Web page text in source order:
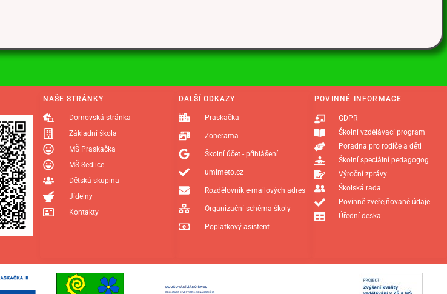
NAŠE STRÁNKY
Domovská stránka
Základní škola
MŠ Praskačka
MŠ Sedlice
Dětská skupina
Jídelny
Kontakty
DALŠÍ ODKAZY
Praskačka
Zonerama
Školní účet - přihlášení
umimeto.cz
Rozdělovník e-mailových adres
Organizační schéma školy
Poplatkový asistent
POVINNÉ INFORMACE
GDPR
Školní vzdělávací program
Poradna pro rodiče a děti
Školní speciální pedagogog
Výroční zprávy
Školská rada
Povinně zveřejňované údaje
Úřední deska